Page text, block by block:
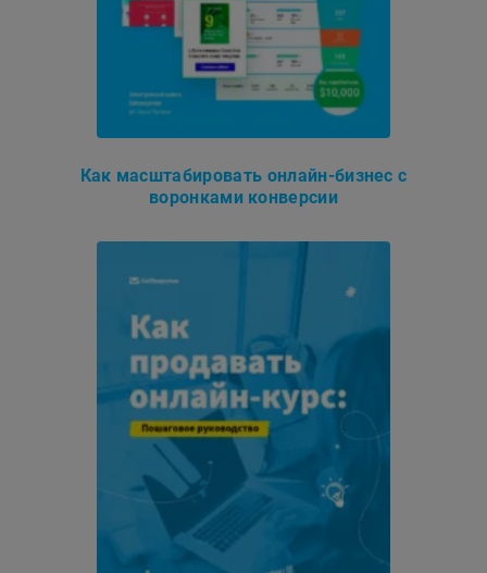
Как масштабировать онлайн-бизнес с
воронками конверсии